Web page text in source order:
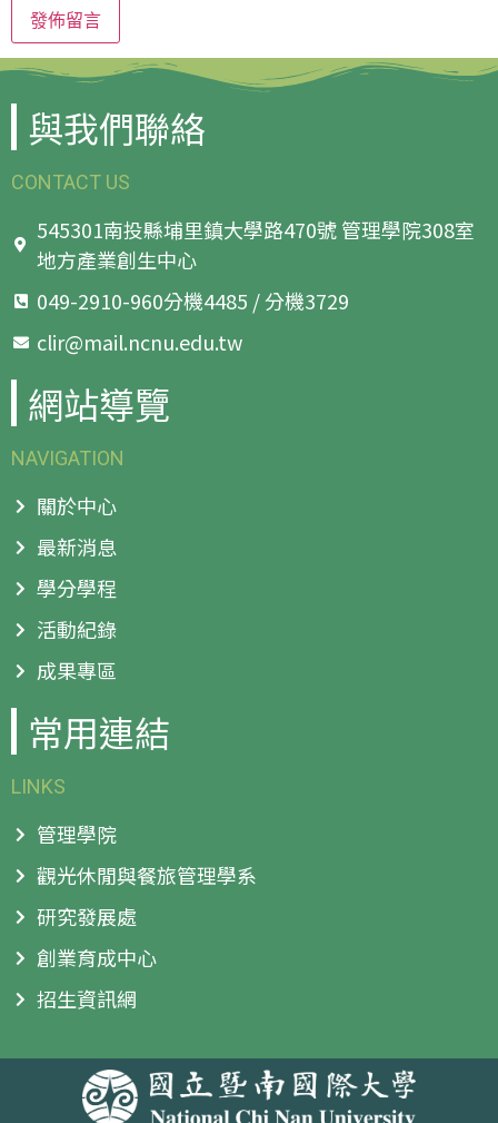
與我們聯絡
CONTACT US
545301南投縣埔里鎮大學路470號 管理學院308室
地方產業創生中心
049-2910-960分機4485 / 分機3729
clir@mail.ncnu.edu.tw
網站導覽
NAVIGATION
關於中心
最新消息
學分學程
活動紀錄
成果專區
常用連結
LINKS
管理學院
觀光休閒與餐旅管理學系
研究發展處
創業育成中心
招生資訊網